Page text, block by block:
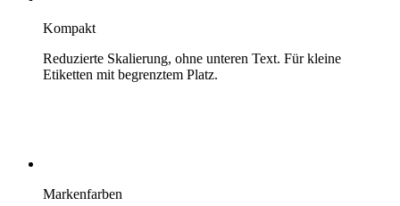
Kompakt
Reduzierte Skalierung, ohne unteren Text. Für kleine
Etiketten mit begrenztem Platz.
Markenfarben